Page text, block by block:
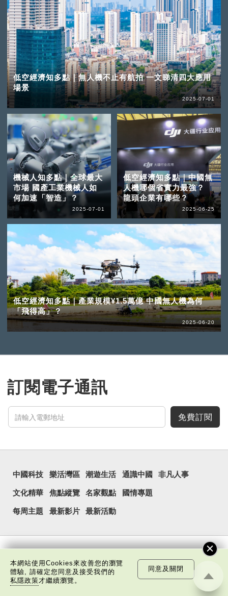
低空經濟知多點｜無人機不止有航拍 一文睇清四大應用
場景
2025-07-01
機械人知多點｜全球最大
市場 國產工業機械人如
何加速「智造」？
2025-07-01
低空經濟知多點｜中國無
人機哪個省實力最強？
龍頭企業有哪些？
2025-06-25
低空經濟知多點｜產業規模¥1.5萬億 中國無人機為何
「飛得高」？
2025-06-20
訂閱電子通訊
免費訂閱
中國科技 樂活灣區 潮遊生活 通識中國 非凡人事
文化精華 焦點縱覽 名家觀點 國情專題
每周主題 最新影片 最新活動
本網站使用Cookies來改善您的瀏覽
體驗, 請確定您同意及接受我們的
私隱政策才繼續瀏覽。
同意及關閉